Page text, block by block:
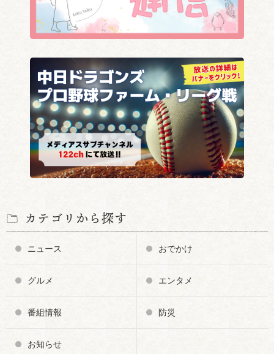
カテゴリから探す
ニュース おでかけ
グルメ エンタメ
番組情報 防災
お知らせ